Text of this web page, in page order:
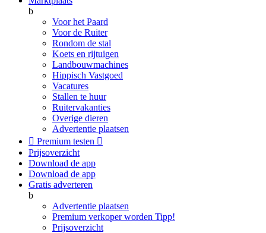
b
Voor het Paard
Voor de Ruiter
Rondom de stal
Koets en rijtuigen
Landbouwmachines
Hippisch Vastgoed
Vacatures
Stallen te huur
Ruitervakanties
Overige dieren
Advertentie plaatsen
 Premium testen 
Prijsoverzicht
Download de app
Download de app
Gratis adverteren
b
Advertentie plaatsen
Premium verkoper worden Tipp!
Prijsoverzicht